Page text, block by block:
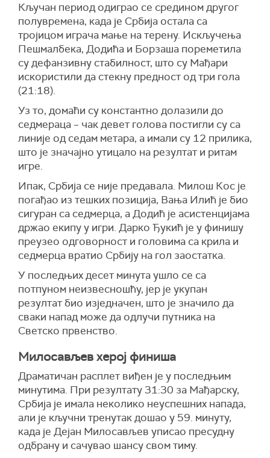
Кључан период одиграо се средином другог
полувремена, када је Србија остала са
тројицом играча мање на терену. Искључења
Пешмалбека, Додића и Борзаша пореметила
су дефанзивну стабилност, што су Мађари
искористили да стекну предност од три гола
(21:18).
Уз то, домаћи су константно долазили до
седмераца – чак девет голова постигли су са
линије од седам метара, а имали су 12 прилика,
што је значајно утицало на резултат и ритам
игре.
Ипак, Србија се није предавала. Милош Кос је
погађао из тешких позиција, Вања Илић је био
сигуран са седмерца, а Додић је асистенцијама
држао екипу у игри. Дарко Ђукић је у финишу
преузео одговорност и головима са крила и
седмерца вратио Србију на гол заостатка.
У последњих десет минута ушло се са
потпуном неизвесношћу, јер је укупан
резултат био изједначен, што је значило да
сваки напад може да одлучи путника на
Светско првенство.
Милосављев херој финиша
Драматичан расплет виђен је у последњим
минутима. При резултату 31:30 за Мађарску,
Србија је имала неколико неуспешних напада,
али је кључни тренутак дошао у 59. минуту,
када је Дејан Милосављев уписао пресудну
одбрану и сачувао шансу свом тиму.